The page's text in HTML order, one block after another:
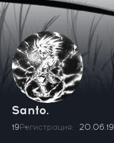
Santo.
19 Регистрация 20.06.19